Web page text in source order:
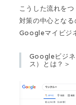
こうした流れを
対策の中心とな
Googleマイビジ
Googleビジ
ス）とは？＞